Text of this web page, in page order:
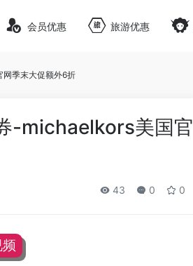
会员优惠 旅游优惠
季末大促额外6折
-michaelkors美国官
43 0 0